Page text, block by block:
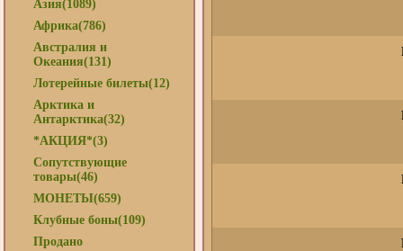
Азия(1089)
Африка(786)
Австралия и
Океания(131)
Лотерейные билеты(12)
Арктика и
Антарктика(32)
*АКЦИЯ*(3)
Сопутствующие
товары(46)
МОНЕТЫ(659)
Клубные боны(109)
Продано